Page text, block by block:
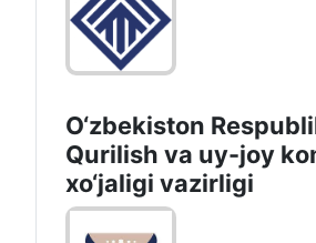
O‘zbekiston
Qurilish va uy-joy
xo‘jaligi vazirligi